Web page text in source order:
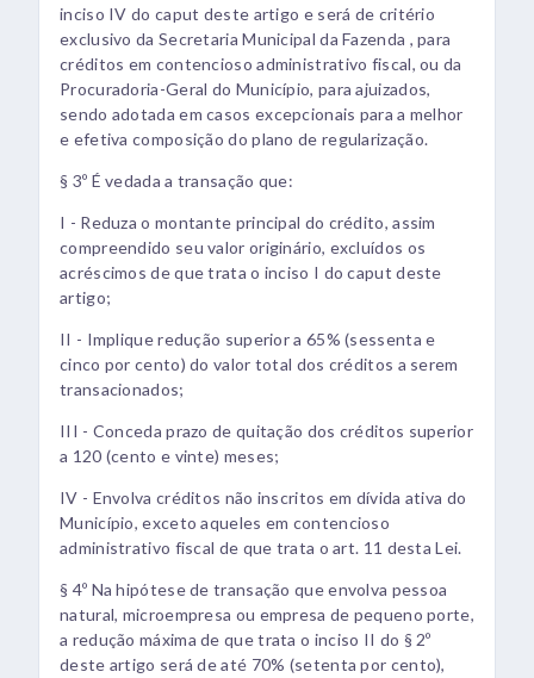
inciso IV do caput deste artigo e será de critério
exclusivo da Secretaria Municipal da Fazenda , para
créditos em contencioso administrativo fiscal, ou da
Procuradoria-Geral do Município, para ajuizados,
sendo adotada em casos excepcionais para a melhor
e efetiva composição do plano de regularização.
§ 3º É vedada a transação que:
I - Reduza o montante principal do crédito, assim
compreendido seu valor originário, excluídos os
acréscimos de que trata o inciso I do caput deste
artigo;
II - Implique redução superior a 65% (sessenta e
cinco por cento) do valor total dos créditos a serem
transacionados;
III - Conceda prazo de quitação dos créditos superior
a 120 (cento e vinte) meses;
IV - Envolva créditos não inscritos em dívida ativa do
Município, exceto aqueles em contencioso
administrativo fiscal de que trata o art. 11 desta Lei.
§ 4º Na hipótese de transação que envolva pessoa
natural, microempresa ou empresa de pequeno porte,
a redução máxima de que trata o inciso II do § 2º
deste artigo será de até 70% (setenta por cento),